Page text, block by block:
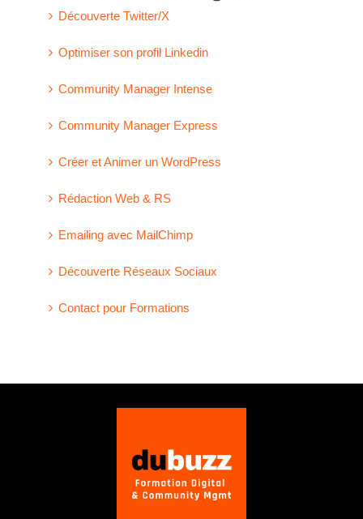
Découverte Twitter/X
Optimiser son profil Linkedin
Community Manager Intense
Community Manager Express
Créer et Animer un WordPress
Rédaction Web & RS
Emailing avec MailChimp
Découverte Réseaux Sociaux
Contact pour Formations